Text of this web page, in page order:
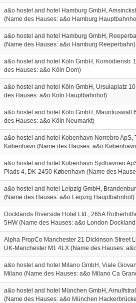
a&o hostel and hotel Hamburg GmbH,
(Name des Hauses: a&o Hamburg
a&o hostel and hotel Hamburg GmbH,
(Name des Hauses: a&o Hamburg Reeperbahn)
a&o hostel and hotel Köln GmbH, Komödienstr.
des Hauses: a&o Köln Dom)
a&o hostel and hotel Köln GmbH, Ursulaplatz
des Hauses: a&o Köln Hauptbahnhof)
a&o hostel and hotel Köln GmbH, Mauritiuswall
des Hauses: a&o Köln Neumarkt)
a&o hostel and hotel Kobenhavn Norrebro ApS,
København (Name des Hauses: a&o
a&o hostel and hotel Kobenhavn Sydhavnen
Plads 4, DK-2450 København (Name des
a&o hostel and hotel Leipzig GmbH,
(Name des Hauses: a&o Leipzig Hauptbahnhof)
Docklands Riverside Hotel Ltd., 265A
5HW (Name des Hauses: a&o London
Alpha PropCo Manchester 21 Dickinson Street
UK-Manchester M1 4LX (Name des Hauses:
a&o hostel and hotel Milano GmbH, Viale
Milano (Name des Hauses: a&o Milano Ca
a&o hostel and hotel München GmbH,
(Name des Hauses: a&o München